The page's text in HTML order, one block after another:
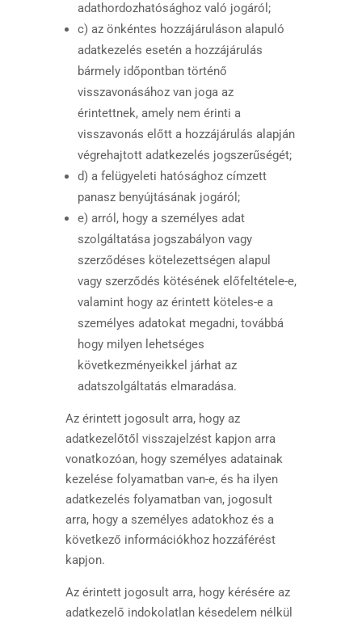
adathordozhatósághoz való jogáról;
c) az önkéntes hozzájáruláson alapuló
adatkezelés esetén a hozzájárulás
bármely időpontban történő
visszavonásához van joga az
érintettnek, amely nem érinti a
visszavonás előtt a hozzájárulás alapján
végrehajtott adatkezelés jogszerűségét;
d) a felügyeleti hatósághoz címzett
panasz benyújtásának jogáról;
e) arról, hogy a személyes adat
szolgáltatása jogszabályon vagy
szerződéses kötelezettségen alapul
vagy szerződés kötésének előfeltétele-e,
valamint hogy az érintett köteles-e a
személyes adatokat megadni, továbbá
hogy milyen lehetséges
következményeikkel járhat az
adatszolgáltatás elmaradása.
Az érintett jogosult arra, hogy az
adatkezelőtől visszajelzést kapjon arra
vonatkozóan, hogy személyes adatainak
kezelése folyamatban van-e, és ha ilyen
adatkezelés folyamatban van, jogosult
arra, hogy a személyes adatokhoz és a
következő információkhoz hozzáférést
kapjon.
Az érintett jogosult arra, hogy kérésére az
adatkezelő indokolatlan késedelem nélkül